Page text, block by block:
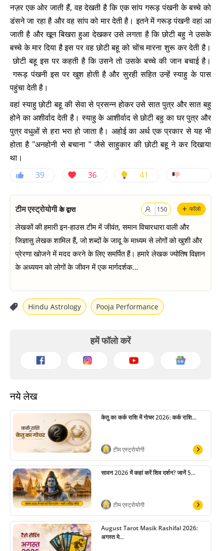
नज़र एक ओर जाती हैं, वह देखती है कि एक सांप गरूड़ पंखनी के बच्चे को
डंसने जा रहा है और वह सांप को मार देती है। इतने में गरूड़ पंखनी वहां आ
जाती है और खून बिखरा हुआ देखकर उसे लगता है कि छोटी बहु ने उसके
बच्चे के मार दिया है इस पर वह छोटी बहू को चोंच मारना शुरू कर देती है।
छोटी बहू इस पर कहती है कि उसने तो उसके बच्चे की जान बचाई है।
गरूड़ पंखनी इस पर खुश होती है और सुरही सहित उन्हें स्याहु के पास
पहुंचा देती है।
वहां स्याहु छोटी बहू की सेवा से प्रसन्न होकर उसे सात पुत्र और सात बहु
होने का अशीर्वाद देती है। स्याहु के आशीर्वाद से छोटी बहु का घर पुत्र और
पुत्र वधुओं से हरा भरा हो जाता है। अहोई का अर्थ एक प्रकार से यह भी
होता है "अनहोनी से बचाना " जैसे साहुकार की छोटी बहू ने कर दिखाया
था।
39
36 41
+ फॉलो
150
टीम एस्ट्रोयोगीके द्वारा
लेखकों की हमारी इन-हाउस टीम में जीवंत, समान विचारधारा वाली और
जिज्ञासु लेखक शामिल हैं, जो शब्दों के जादू के माध्यम से लोगों को खुशी और
प्रेरणा खोजने में मदद करने के लिए समर्पित हैं। हमारे लेखक ज्योतिष विज्ञान
के अध्ययन को लोगों के जीवन में एक मार्गदर्शक...
Hindu Astrology Pooja Performance
हमें फॉलो करें
नये लेख
केतु का कर्क राशि में गोचर 2026: कर्क राशि...
टीम एस्ट्रोयोगी
सावन 2026 में कहां करें शिव दर्शन? जानें 5...
टीम एस्ट्रोयोगी
August Tarot Masik Rashifal 2026:
अगस्त मे...